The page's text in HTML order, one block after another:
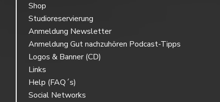
Shop
Studioreservierung
Anmeldung Newsletter
Anmeldung Gut nachzuhören Podcast-Tipps
Logos & Banner (CD)
Links
Help (FAQ´s)
Social Networks